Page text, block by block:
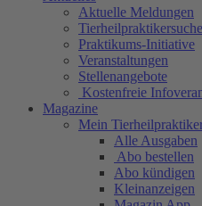
Aktuelle Meldungen
Praktikums-Initiative
Veranstaltungen
Stellenangebote
Kostenfreie
Magazine
Mein
Alle Ausgaben
Abo bestellen
Abo kündigen
Kleinanzeigen